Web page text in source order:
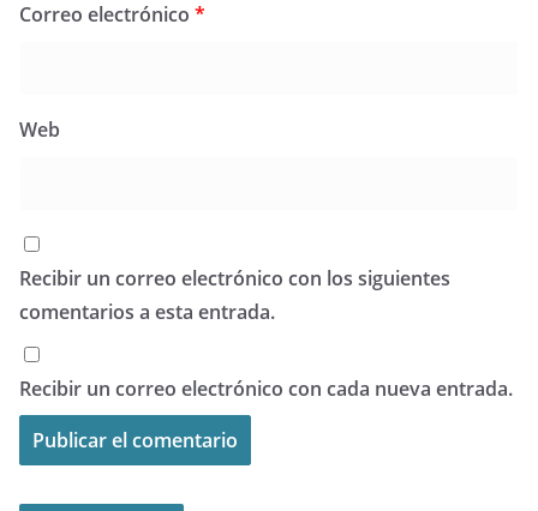
Correo electrónico *
Web
Recibir un correo electrónico con los siguientes
comentarios a esta entrada.
Recibir un correo electrónico con cada nueva entrada.